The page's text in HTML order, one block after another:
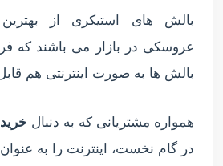
بالش های استیکری از
عروسکی در بازار می باشند که
بالش ها به صورت اینترنتی هم
همواره مشتریانی که به دنبال
در گام نخست، اینترنت را به